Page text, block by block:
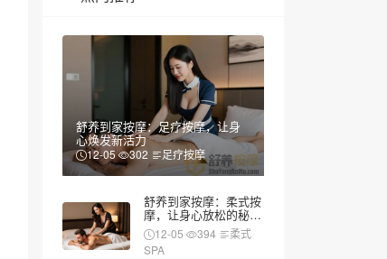
舒养到家按摩：足疗按摩，让身
心焕发新活力
12-05 302 足疗按摩
舒养到家按摩：柔式按
摩，让身心放松的秘密
武器12-05 394
柔式
SPA